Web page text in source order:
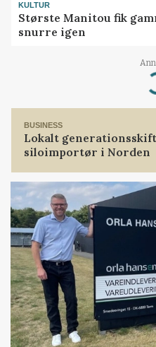
KULTUR
Største Manitou fik
snurre igen
BUSINESS
Lokalt
siloimportør i Norden